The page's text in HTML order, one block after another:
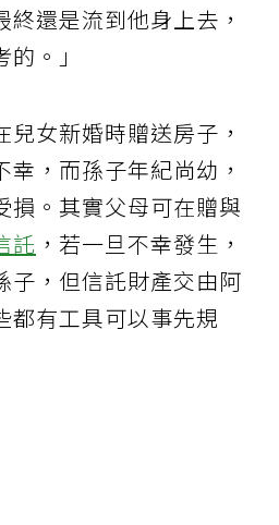
還是流到他身上去，
。」
女新婚時贈送房子，
，而孫子年紀尚幼，
損。其實父母可在贈與
託 ，若一旦不幸發生，
子，但信託財產交由阿
都有工具可以事先規